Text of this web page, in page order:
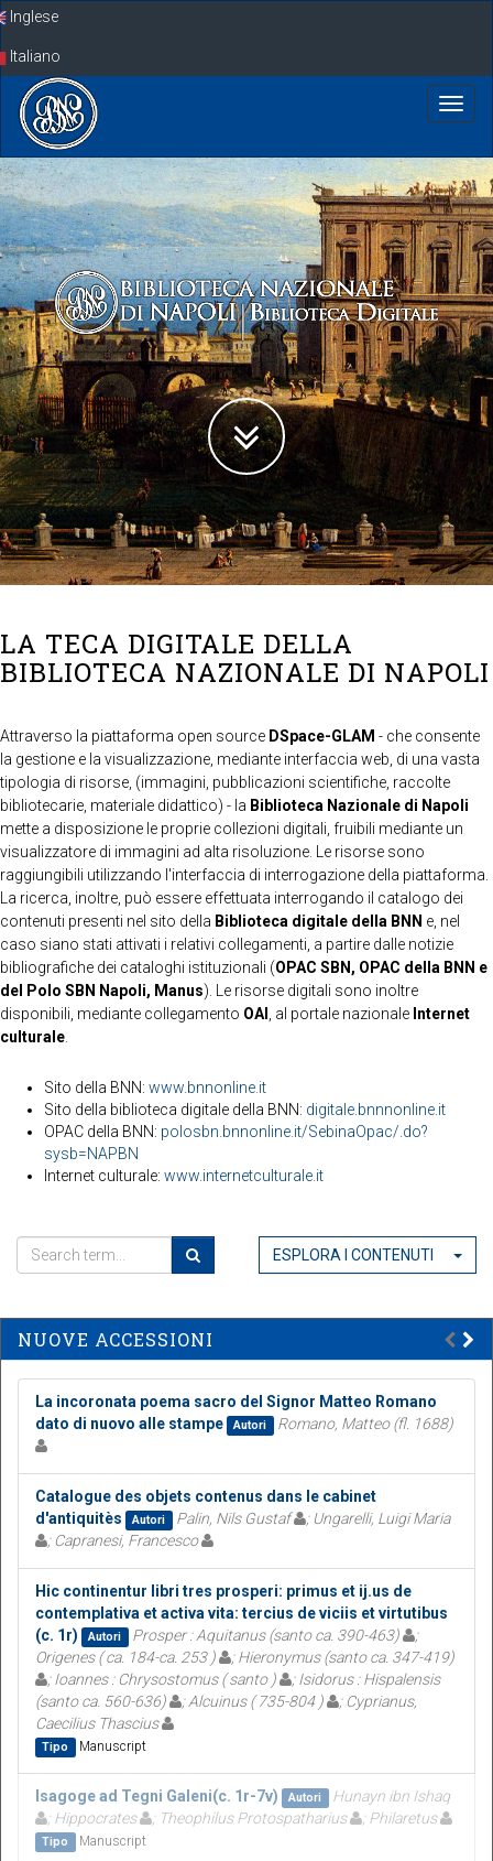
SkipInglese
Italiano
LA TECA DIGITALE DELLA
BIBLIOTECA NAZIONALE DI NAPOLI
Attraverso la piattaforma open source DSpace-GLAM - che consente
la gestione e la visualizzazione, mediante interfaccia web, di una vasta
tipologia di risorse, (immagini, pubblicazioni scientifiche, raccolte
bibliotecarie, materiale didattico) - la Biblioteca Nazionale di Napoli
mette a disposizione le proprie collezioni digitali, fruibili mediante un
visualizzatore di immagini ad alta risoluzione. Le risorse sono
raggiungibili utilizzando l'interfaccia di interrogazione della piattaforma.
La ricerca, inoltre, può essere effettuata interrogando il catalogo dei
contenuti presenti nel sito della Biblioteca digitale della BNN e, nel
caso siano stati attivati i relativi collegamenti, a partire dalle notizie
bibliografiche dei cataloghi istituzionali (OPAC SBN, OPAC della BNN e
del Polo SBN Napoli, Manus). Le risorse digitali sono inoltre
disponibili, mediante collegamento OAI , al portale nazionale Internet
culturale
Sito della BNN: www.bnnonline.it
Sito della biblioteca digitale della BNN: digitale.bnnnonline.it
OPAC della BNN: polosbn.bnnonline.it/SebinaOpac/.do?
sysb=NAPBN
Internet culturale: www.internetculturale.it
ESPLORA I CONTENUTI
NUOVE ACCESSIONI
La incoronata poema sacro del Signor Matteo Romano
dato di nuovo alle stampe
Autori Romano, Matteo (fl. 1688)
Catalogue des objets contenus dans le cabinet
d'antiquitès
Autori Palin, Nils Gustaf
; Ungarelli, Luigi Maria
; Capranesi, Francesco
Hic continentur libri tres prosperi: primus et ij.us de
contemplativa et activa vita: tercius de viciis et virtutibus
(c. 1r)
Autori Prosper : Aquitanus (santo ca. 390-463)
;
Origenes ( ca. 184-ca. 253 )
; Hieronymus (santo ca. 347-419)
; Ioannes : Chrysostomus ( santo )
; Isidorus : Hispalensis
(santo ca. 560-636)
; Alcuinus ( 735-804 )
; Cyprianus,
Caecilius Thascius
Tipo Manuscript
Isagoge ad Tegni Galeni(c. 1r-7v) Autori
Hunayn ibn Ishaq
; Hippocrates
; Theophilus Protospatharius ; Philaretus
Tipo Manuscript